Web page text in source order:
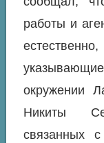
работы и
окружении
Никиты
связанных